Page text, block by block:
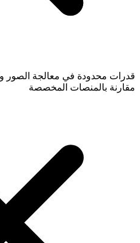
قدرات محدودة في معالجة الصور
مقارنة بالمنصات المخصصة